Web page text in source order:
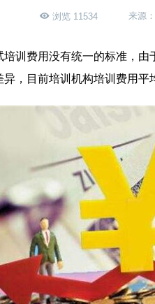
浏览 11534 来源
训费用没有统一的标准，由
，目前培训机构培训费用平